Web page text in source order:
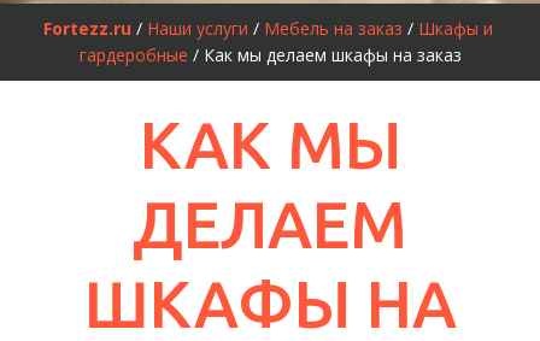
Fortezz.ru / Наши услуги / Мебель на заказ / Шкафы и
гардеробные / Как мы делаем шкафы на заказ
КАК МЫ
ДЕЛАЕМ
ШКАФЫ НА